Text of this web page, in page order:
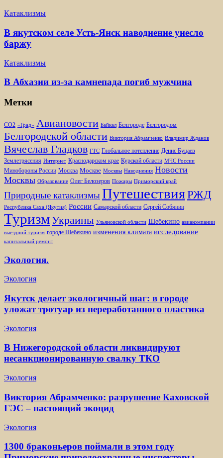
Катаклизмы
В якутском селе Усть-Янск наводнение унесло
баржу
Катаклизмы
В Абхазии из-за камнепада погиб мужчина
Метки
CO2 «Град» Авиановости Байкал Белгороде Белгородом
Белгородской области Виктория Абрамченко Владимир Жданов
Вячеслав Гладков ГТС Глобальное потепление Денис Буцаев
Землетрясения Интернет Краснодарском крае Курской области МЧС России
Минобороны России Москва Москве Москвы Наводнения Новости
Москвы Образование Олег Белозеров Пожары Приморский край
Природные катаклизмыПутешествияРЖД
Республика Саха (Якутия) России Самарской области Сергей Собянин
ТуризмУкраины Ульяновской области Шебекино авиакомпании
выездной туризм городе Шебекино изменения климата исследование
капитальный ремонт
Экология.
Экология
Якутск делает экологичный шаг: в городе
уложат тротуар из переработанного пластика
Экология
В Нижегородской области ликвидируют
несанкционированную свалку ТКО
Экология
Виктория Абрамченко: разрушение Каховской
ГЭС – настоящий экоцид
Экология
1300 браконьеров поймали в этом году